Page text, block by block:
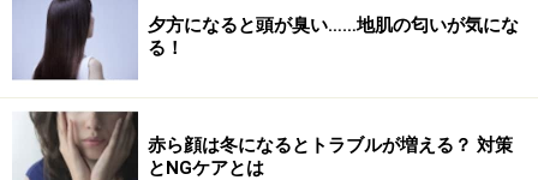
夕方になると頭が臭い……地肌の匂いが気にな
る！
赤ら顔は冬になるとトラブルが増える？ 対策
とNGケアとは